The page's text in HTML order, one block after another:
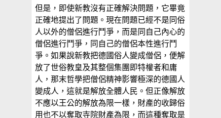
但是，即使新教沒有正確解決問題，它畢竟
正確地提出了問題。現在問題已經不是同俗
人以外的僧侶進行鬥爭，而是同自己內心的
僧侶進行鬥爭，同自己的僧侶本性進行鬥
爭。如果說新教把德國俗人變成僧侶，便解
放了世俗教皇及其整個集團即特權者和庸
人，那末哲學把僧侶精神影響極深的德國人
變成人，這就是解放全體人民。但正像解放
不應以王公的解放為限一樣，財產的收歸俗
用也不以奪取寺院財產為限，而這種奪取是